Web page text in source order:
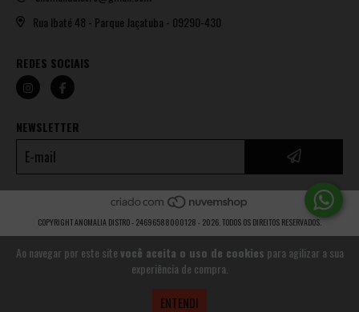
Ao navegar por este sitevocê aceita o uso de cookies para agilizar a sua
experiência de compra.
ENTENDI
Rua Ibaté 48 - Parque Jaçatuba - 09290-430
REDES SOCIAIS
NEWSLETTER
COPYRIGHT ANOMALIA DISTRO - 24696588000128 - 2026. TODOS OS DIREITOS RESERVADOS.